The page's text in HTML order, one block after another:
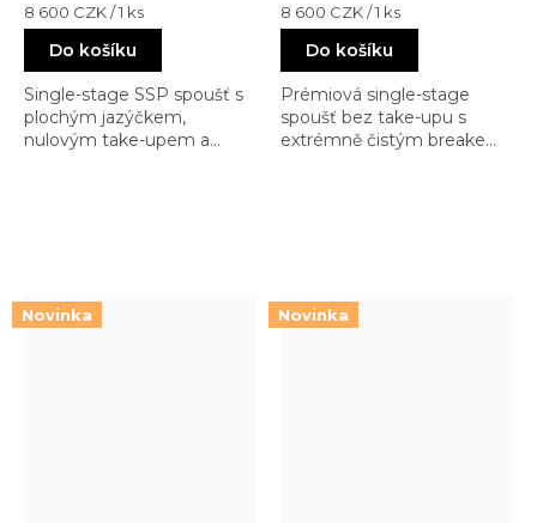
Měrná
cena:
8 600 CZK / 1 ks
Do košíku
Single-stage SSP spoušť s
plochým jazýčkem,
nulovým take-upem a
Měrná
cena:
8 600 CZK / 1 ks
Do košíku
Prémiová single-stage
spoušť bez take-upu s
extrémně čistým breakem
Novinka Novinka